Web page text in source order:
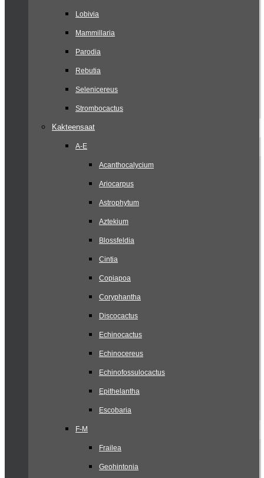
Lobivia
Mammillaria
Parodia
Rebutia
Selenicereus
Strombocactus
Kakteensaat
A-E
Acanthocalycium
Ariocarpus
Astrophytum
Aztekium
Blossfeldia
Cintia
Copiapoa
Coryphantha
Discocactus
Echinocactus
Echinocereus
Echinofossulocactus
Epithelantha
Escobaria
F-M
Frailea
Geohintonia